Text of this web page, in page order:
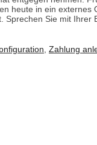
heute in ein
Sprechen Sie mit
Zahlung